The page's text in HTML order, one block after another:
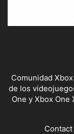
Comunidad
de los
One y Xbox
Contact